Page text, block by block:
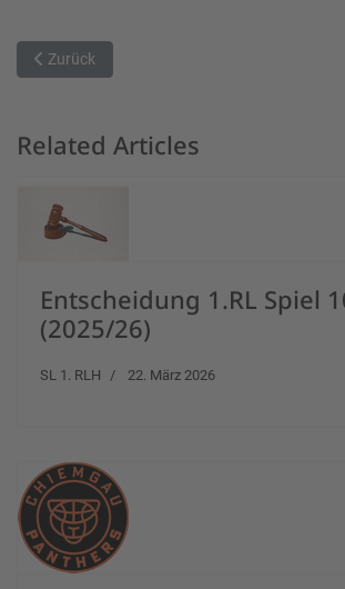
Vorheriger Beitrag: Der Bann ist gebrochen
Zurück
Related Articles
Entscheidung 1.RL Spiel
(2025/26)
SL 1. RLH 22. März 2026